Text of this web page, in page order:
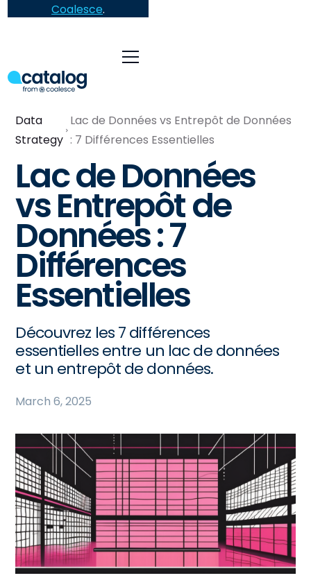
Coalesce.
Data
Strategy
Lac de Données vs Entrepôt de Données
: 7 Différences Essentielles
Lac de Données
vs Entrepôt de
Données : 7
Différences
Essentielles
Découvrez les 7 différences
essentielles entre un lac de données
et un entrepôt de données.
March 6, 2025